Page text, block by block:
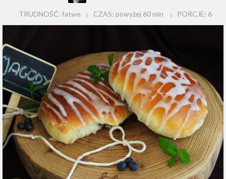
TRUDNOŚĆ: łatwe CZAS: powyżej 60 min PORCJE: 6